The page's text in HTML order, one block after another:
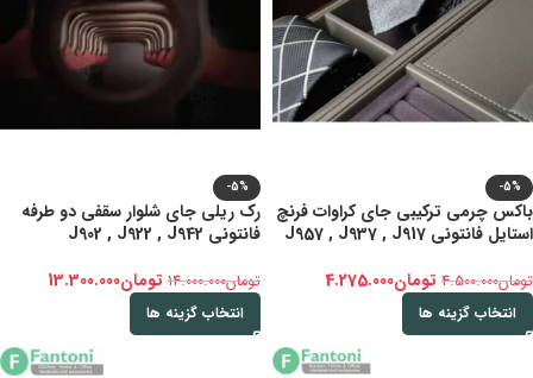
-5%
باکس چرمی ترکیبی جای کراوات فرنچ
استایل فانتونی J957 , J937 , J917
تومان4.500.000 تومان4.275.000
انتخاب گزینه ها
-5%
رک ریلی جای شلوار سقفی دو طرفه
فانتونی J902 , J922 , J942
تومان14.000.000 تومان13.300.000
انتخاب گزینه ها